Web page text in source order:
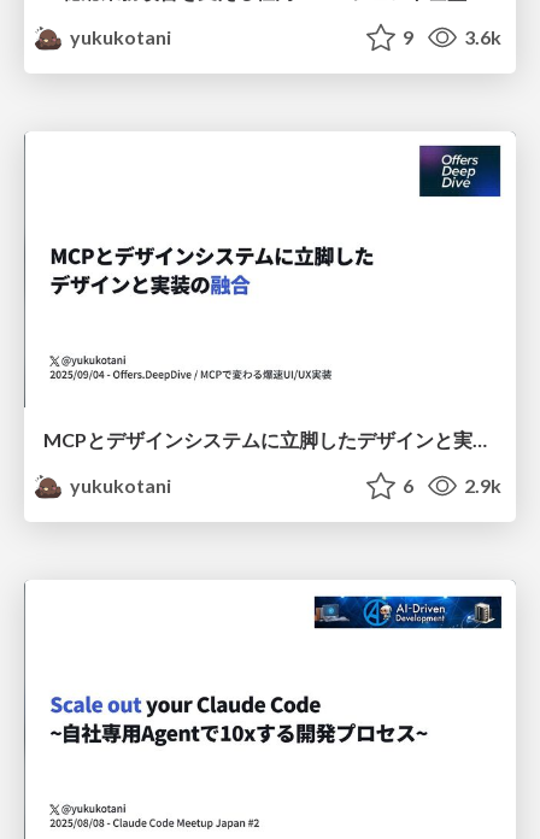
yukukotani
9 3.6k
MCPとデザインシステムに立脚したデザインと実装の融合
yukukotani
6 2.9k